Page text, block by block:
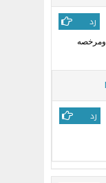
رد
ومرخصه
رد